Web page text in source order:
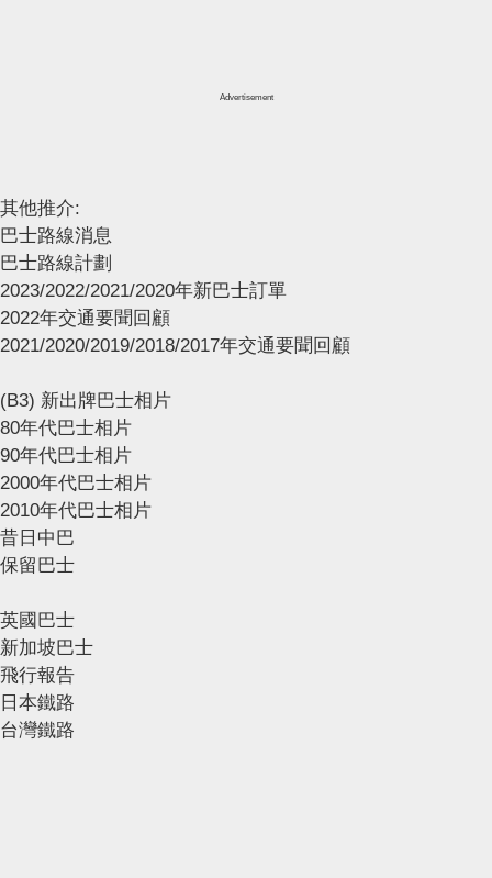
Advertisement
其他推介:
巴士路線消息
巴士路線計劃
2023/2022/2021/2020年新巴士訂單
2022年交通要聞回顧
2021/2020/2019/2018/2017年交通要聞回顧
(B3) 新出牌巴士相片
80年代巴士相片
90年代巴士相片
2000年代巴士相片
2010年代巴士相片
昔日中巴
保留巴士
英國巴士
新加坡巴士
飛行報告
日本鐵路
台灣鐵路